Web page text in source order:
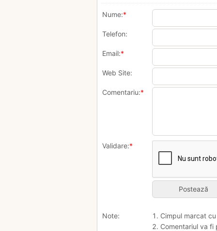
Nume:*
Telefon:
Email:*
Web Site:
Comentariu:*
Validare:*
Note:
1. Cimpul marcat
2. Comentariul va